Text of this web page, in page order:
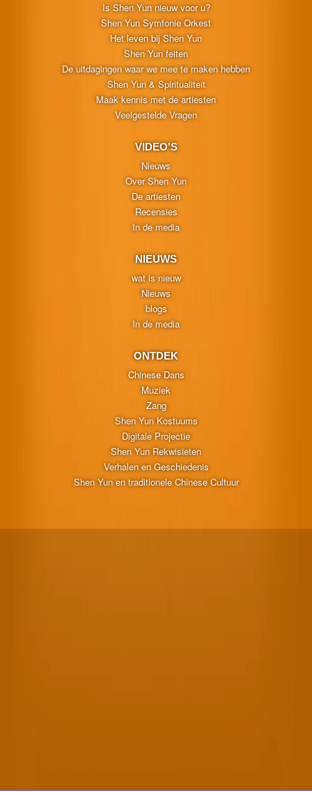
Is Shen Yun nieuw voor u?
Shen Yun Symfonie Orkest
Het leven bij Shen Yun
Shen Yun feiten
De uitdagingen waar we mee te maken hebben
Shen Yun & Spiritualiteit
Maak kennis met de artiesten
Veelgestelde Vragen
VIDEO'S
Nieuws
Over Shen Yun
De artiesten
Recensies
In de media
NIEUWS
wat is nieuw
Nieuws
blogs
In de media
ONTDEK
Chinese Dans
Muziek
Zang
Shen Yun Kostuums
Digitale Projectie
Shen Yun Rekwisieten
Verhalen en Geschiedenis
Shen Yun en traditionele Chinese Cultuur